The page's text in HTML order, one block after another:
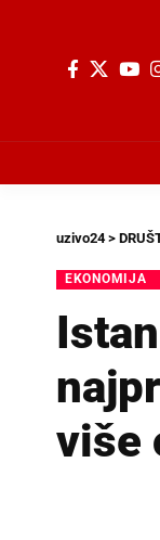
uzivo24>
EKONOMIJA
više